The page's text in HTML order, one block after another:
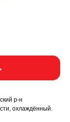
р-н
охлаждённый.